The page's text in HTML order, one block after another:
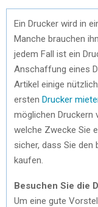
Ein Drucker wird in
Manche brauchen
jedem Fall ist ein
Anschaffung eines
Artikel einige
ersten Drucker
möglichen Druckern
welche Zwecke Sie
sicher, dass Sie den
kaufen.
Besuchen Sie die
Um eine gute